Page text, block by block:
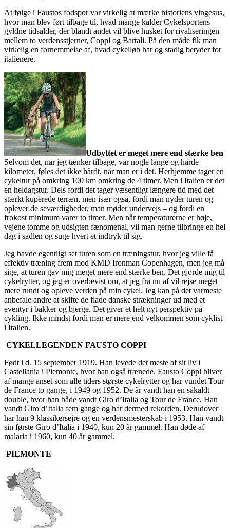
At følge i Faustos fodspor var virkelig at mærke historiens vingesus,
hvor man blev ført tilbage til, hvad mange kalder Cykelsportens
gyldne tidsalder, der blandt andet vil blive husket for rivaliseringen
mellem to verdensstjerner, Coppi og Bartali. På den måde fik man
virkelig en fornemmelse af, hvad cykelløb har og stadig betyder for
italienere.
Udbyttet er meget mere end stærke ben
Selvom det, når jeg tænker tilbage, var nogle lange og hårde
kilometer, føles det ikke hårdt, når man er i det. Herhjemme tager en
cykeltur på omkring 100 km omkring de 4 timer. Men i Italien er det
en heldagstur. Dels fordi det tager væsentligt længere tid med det
stærkt kuperede terræn, men især også, fordi man nyder turen og
oplever de seværdigheder, man møder undervejs – og fordi en
frokost minimum varer to timer. Men når temperaturerne er høje,
vejene tomme og udsigten fænomenal, vil man gerne tilbringe en hel
dag i sadlen og suge hvert et indtryk til sig.
Jeg havde egentligt set turen som en træningstur, hvor jeg ville få
effektiv træning frem mod KMD Ironman Copenhagen, men jeg må
sige, at turen gav mig meget mere end stærke ben. Det gjorde mig til
cykelrytter, og jeg er overbevist om, at jeg fra nu af vil rejse meget
mere rundt og opleve verden på min cykel. Jeg kan på det varmeste
anbefale andre at skifte de flade danske strækninger ud med et
eventyr i bakker og bjerge. Det giver et helt nyt perspektiv på
cykling. Ikke mindst fordi man er mere end velkommen som cyklist
i Italien.
CYKELLEGENDEN FAUSTO COPPI
Født i d. 15 september 1919. Han levede det meste af sit liv i
Castellania i Piemonte, hvor han også trænede. Fausto Coppi bliver
af mange anset som alle tiders største cykelrytter og har vundet Tour
de France to gange, i 1949 og 1952. De år vandt han en såkaldt
double, hvor han både vandt Giro d’Italia og Tour de France. Han
vandt Giro d’Italia fem gange og har dermed rekorden. Derudover
har han 9 klassikersejre og en verdensmesterskab i 1953. Han vandt
sin første Giro d’Italia i 1940, kun 20 år gammel. Han døde af
malaria i 1960, kun 40 år gammel.
PIEMONTE